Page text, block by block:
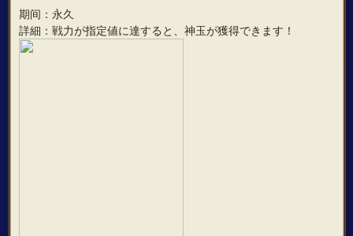
期间：永久
詳細：戦力が指定値に達すると、神玉が獲得できます！